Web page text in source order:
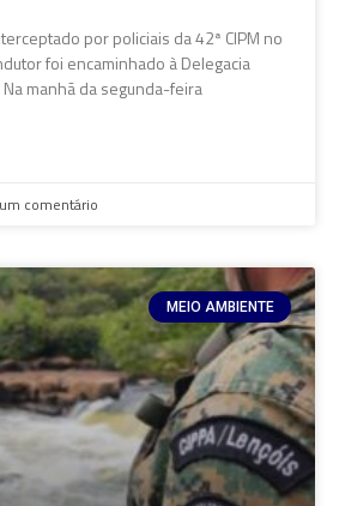
por policiais da 42ª CIPM no
foi encaminhado à Delegacia
manhã da segunda-feira
comentário
MEIO AMBIENTE